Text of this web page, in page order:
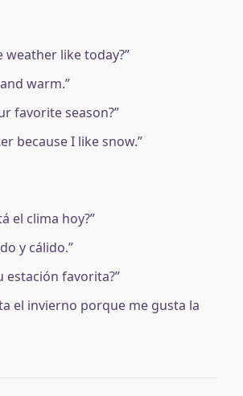
weather like today?”
warm.”
favorite season?”
because I like snow.”
el clima hoy?”
y cálido.”
estación favorita?”
el invierno porque me gusta la